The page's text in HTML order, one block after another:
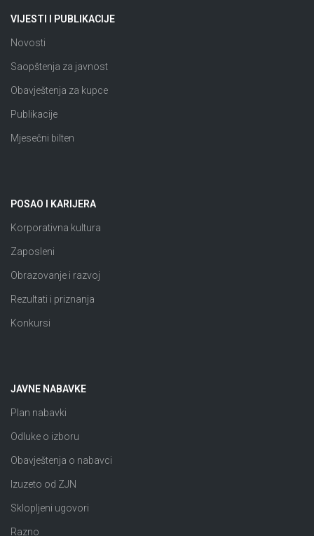
VIJESTI I PUBLIKACIJE
Novosti
Saopštenja za javnost
Obavještenja za kupce
Publikacije
Mjesečni bilten
POSAO I KARIJERA
Korporativna kultura
Zaposleni
Obrazovanje i razvoj
Rezultati i priznanja
Konkursi
JAVNE NABAVKE
Plan nabavki
Odluke o izboru
Obavještenja o nabavci
Izuzeto od ZJN
Sklopljeni ugovori
Razno